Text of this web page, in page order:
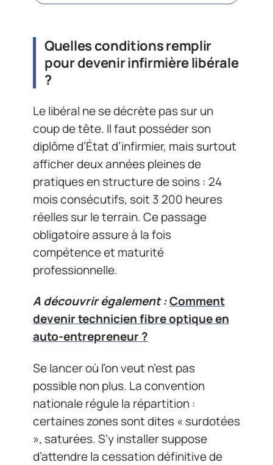
Quelles conditions remplir
pour devenir infirmière libérale
?
Le libéral ne se décrète pas sur un
coup de tête. Il faut posséder son
diplôme d’État d’infirmier, mais surtout
afficher deux années pleines de
pratiques en structure de soins : 24
mois consécutifs, soit 3 200 heures
réelles sur le terrain. Ce passage
obligatoire assure à la fois
compétence et maturité
professionnelle.
A découvrir également :Comment
devenir technicien fibre optique en
auto-entrepreneur ?
Se lancer où l’on veut n’est pas
possible non plus. La convention
nationale régule la répartition :
certaines zones sont dites « surdotées
», saturées. S’y installer suppose
d’attendre la cessation définitive de